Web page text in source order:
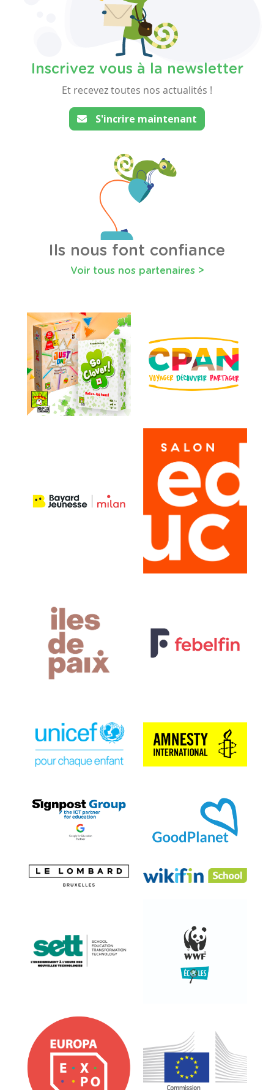
Inscrivez vous à la newsletter
Et recevez toutes nos actualités !
S'incrire maintenant
Ils nous font confiance
Voir tous nos partenaires >